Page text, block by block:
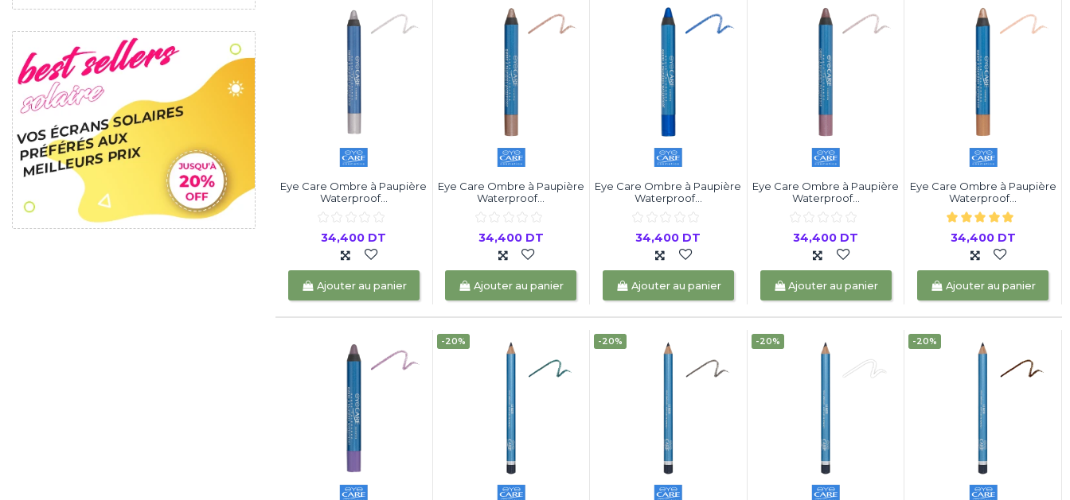
Eye Care Ombre à Paupière
Waterproof...
34,400 DT
Ajouter au panier
Eye Care Ombre à Paupière
Waterproof...
34,400 DT
Ajouter au panier
Eye Care Ombre à Paupière
Waterproof...
34,400 DT
Ajouter au panier
Eye Care Ombre à Paupière
Waterproof...
34,400 DT
Ajouter au panier
Eye Care Ombre à Paupière
Waterproof...
34,400 DT
Ajouter au panier
-20% -20% -20% -20%